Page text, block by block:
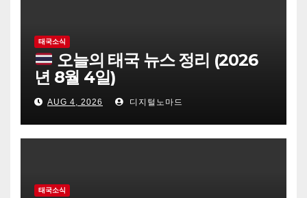
태국소식
오늘의 태국 뉴스 정리 (2026
년 8월 4일)
AUG 4, 2026 디지털노마드
태국소식